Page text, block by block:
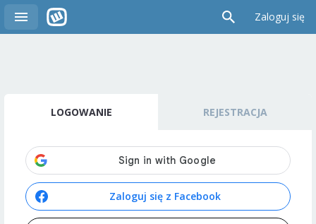
Zaloguj się
LOGOWANIE REJESTRACJA
Zaloguj się z Facebook